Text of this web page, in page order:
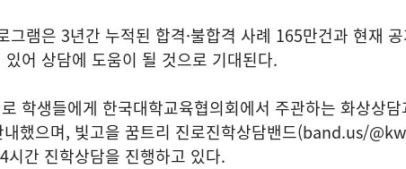
그램은 3년간 누적된 합격·불합격 사례 165만건과 현재
어 상담에 도움이 될 것으로 기대된다.
학생들에게 한국대학교육협의회에서 주관하는 화상상
했으며, 빛고을 꿈트리 진로진학상담밴드(band.us/
시간 진학상담을 진행하고 있다.